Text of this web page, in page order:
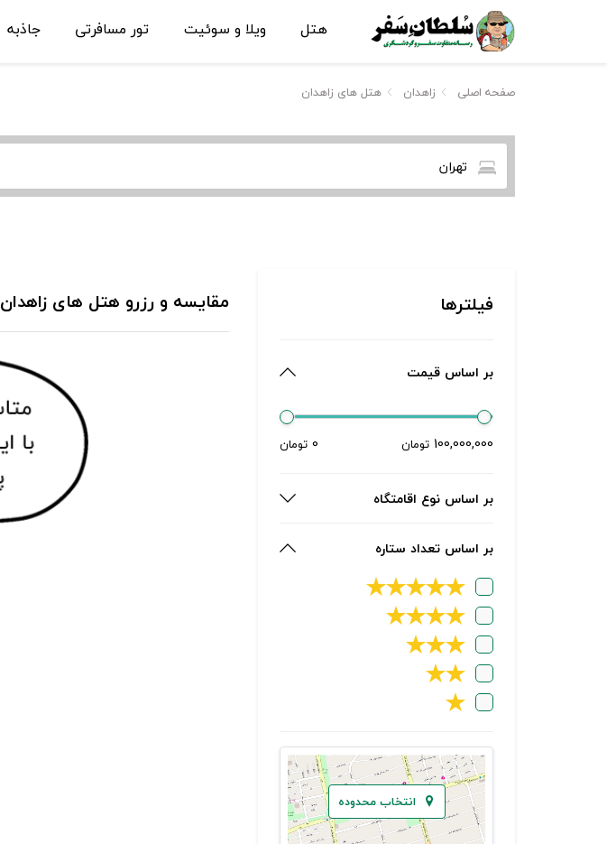
هتل ویلا و سوئیت تور مسافرتی جاذبه
صفحه اصلی زاهدان هتل های زاهدان
تهران
فیلترها
بر اساس قیمت
0 تومان 100,000,000 تومان
بر اساس نوع اقامتگاه
بر اساس تعداد ستاره
★
★
★
★
★
★
★
★
★
★
★
★
★
★
★
انتخاب محدوده
مقایسه و رزرو هتل های زاهدان